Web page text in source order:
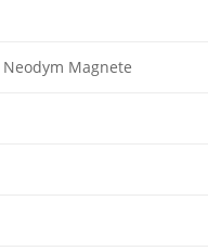
Magnete